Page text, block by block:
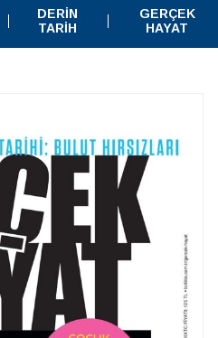
DERIN
TARIH
GERÇEK
HAYAT